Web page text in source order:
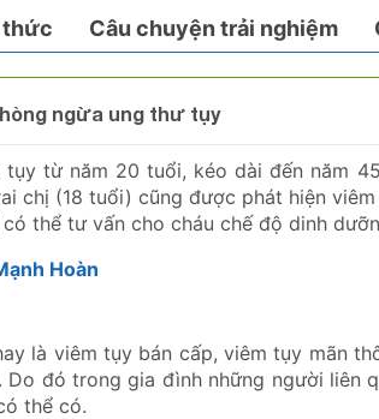
thức Câu chuyện trải nghiệm
ngừa ung thư tụy
từ năm 20 tuổi, kéo dài đến năm
chị (18 tuổi) cũng được phát hiện
có thể tư vấn cho cháu chế độ dinh
Hoàn
là viêm tụy bán cấp, viêm tụy mãn
Do đó trong gia đình những người liên
thể có.